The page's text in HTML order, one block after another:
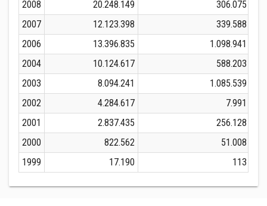
2008 20.248.149 306.075
2007
12.123.398 339.588
2006
13.396.835 1.098.941
2004
10.124.617 588.203
2003
8.094.241
1.085.539
2002
4.284.617
7.991
2001
2.837.435
256.128
2000
822.562
51.008
1999
17.190 113